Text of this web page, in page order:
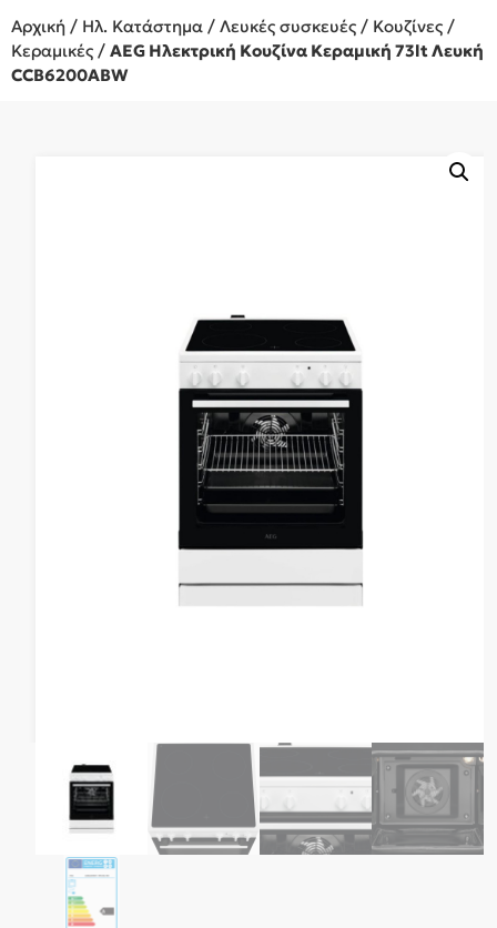
Αρχική / Ηλ. Κατάστημα / Λευκές συσκευές / Κουζίνες /
Κεραμικές / AEG Ηλεκτρική Κουζίνα Κεραμική 73lt Λευκή
CCB6200ABW